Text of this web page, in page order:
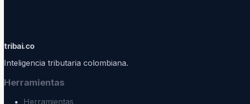
tribai.co
Inteligencia tributaria colombiana.
Herramientas
Herramientas